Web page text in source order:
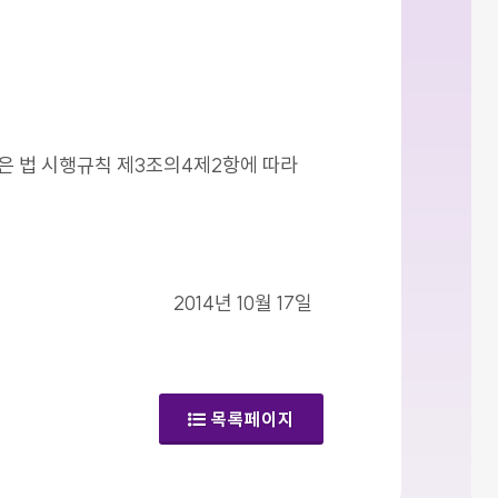
법 시행규칙 제3조의4제2항에 따라
2014년 10월 17일
목록페이지